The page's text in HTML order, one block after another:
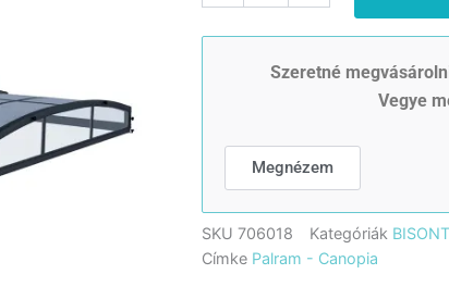
was:
3
999
990 Ft.
Majorcamedence
mennyiség
Szeretné
Vegye
Megnézem
SKU 706018 Kategóriák
Címke Palram - Canopia